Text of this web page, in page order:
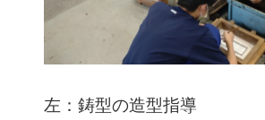
左：鋳型の造型指導